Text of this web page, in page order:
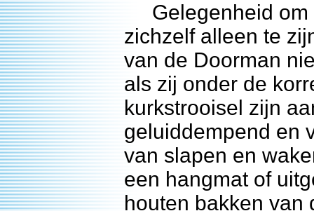
Gelegenheid om
zichzelf alleen te
van de Doorman
als zij onder de
kurkstrooisel zijn
geluiddempend en
van slapen en
een hangmat of
houten bakken van